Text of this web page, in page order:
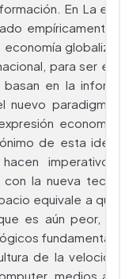
En La era
empíricamente
para ser
en la
nuevo paradigma
economía
de esta idea).
imperativo
la nueva
equivale a
es aún peor, dar
de la velocidad
medios